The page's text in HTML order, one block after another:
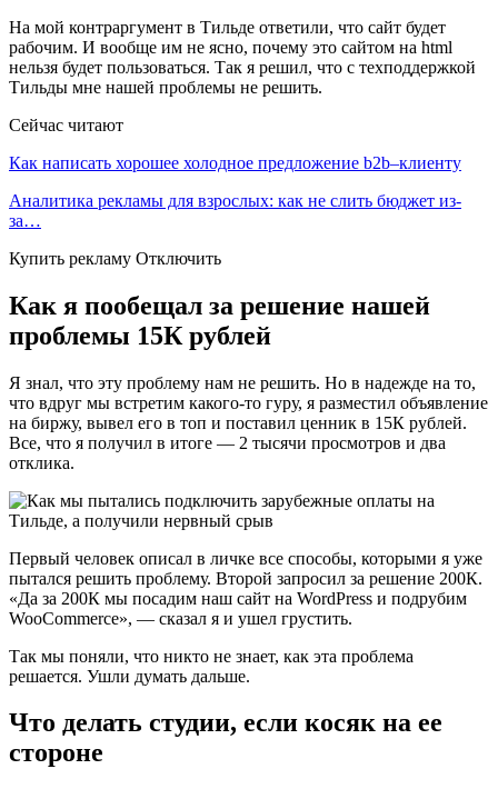
На мой контраргумент в Тильде ответили, что сайт будет
рабочим. И вообще им не ясно, почему это сайтом на html
нельзя будет пользоваться. Так я решил, что с техподдержкой
Тильды мне нашей проблемы не решить.
Сейчас читают
Как написать хорошее холодное предложение b2b–клиенту
Аналитика рекламы для взрослых: как не слить бюджет из-
за…
Купить рекламу Отключить
Как я пообещал за решение нашей
проблемы 15К рублей
Я знал, что эту проблему нам не решить. Но в надежде на то,
что вдруг мы встретим какого-то гуру, я разместил объявление
на биржу, вывел его в топ и поставил ценник в 15К рублей.
Все, что я получил в итоге — 2 тысячи просмотров и два
отклика.
Первый человек описал в личке все способы, которыми я уже
пытался решить проблему. Второй запросил за решение 200К.
«Да за 200К мы посадим наш сайт на WordPress и подрубим
WooCommerce», — сказал я и ушел грустить.
Так мы поняли, что никто не знает, как эта проблема
решается. Ушли думать дальше.
Что делать студии, если косяк на ее
стороне